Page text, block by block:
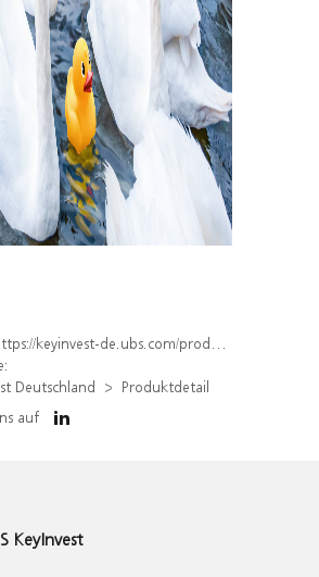
keyinvest-de.ubs.com/produkt/detail/index/isin/DE000WA8XST8
Deutschland
Produktdetail
auf
KeyInvest